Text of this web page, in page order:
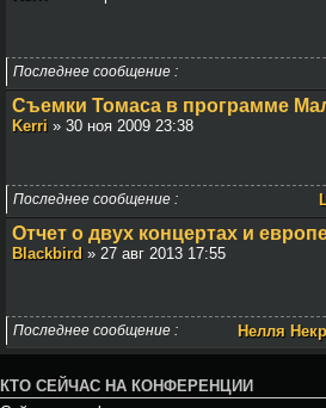
Последнее сообщение
Съемки Томаса в программе
Kerri » 30 ноя 2009 23:38
Последнее сообщение
Отчет о двух концертах и
Blackbird » 27 авг 2013 17:55
Последнее сообщение
Нелля
КТО СЕЙЧАС НА КОНФЕРЕНЦИИ